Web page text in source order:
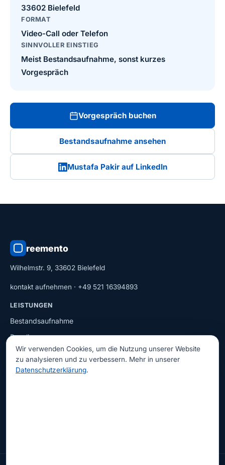
33602 Bielefeld
FORMAT
Video-Call oder Telefon
SINNVOLLER EINSTIEG
Meist Bestandsaufnahme, sonst kurzes
Vorgespräch
Vorgespräch buchen
Bestandsaufnahme ansehen
Mustafa Pakir auf LinkedIn
reemento
Wilhelmstr. 9, 33602 Bielefeld
kontakt aufnehmen · +49 521 16394893
LEISTUNGEN
Bestandsaufnahme
Baseline
Reorganisation
Betriebsbegleitung
Wir verwenden Cookies, um die Nutzung unserer Website
zu analysieren und zu verbessern. Mehr in unserer
Datenschutzerklärung.